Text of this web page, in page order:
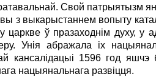
Свой патрыятызм
з выкарыстаннем вопыту
ў празаходнім духу, у
Унія абражала іх
кансалідацыі 1596 год яшчэ
нацыянальнага развіцця.